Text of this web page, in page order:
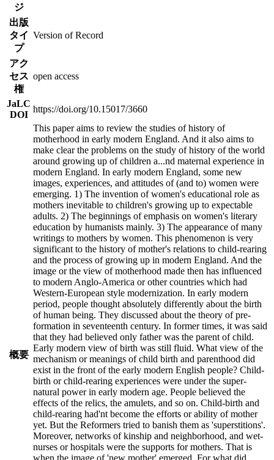
ジ
出版
タイ
プ
Version of Record
アク
セス
権
open access
JaLC
DOI
https://doi.org/10.15017/3660
概要
This paper aims to review the studies of history of
motherhood in early modern England. And it also aims to
make clear the problems on the study of history of the world
around growing up of children a...nd maternal experience in
modern England. In early modern England, some new
images, experiences, and attitudes of (and to) women were
emerging. 1) The invention of women's educational role as
mothers inevitable to children's growing up to expectable
adults. 2) The beginnings of emphasis on women's literary
education by humanists mainly. 3) The appearance of many
writings to mothers by women. This phenomenon is very
significant to the history of mother's relations to child-rearing
and the process of growing up in modern England. And the
image or the view of motherhood made then has influenced
to modern Anglo-America or other countries which had
Western-European style modernization. In early modern
period, people thought absolutely differently about the birth
of human being. They discussed about the theory of pre-
formation in seventeenth century. In former times, it was said
that they had believed only father was the parent of child.
Early modern view of birth was still fluid. What view of the
mechanism or meanings of child birth and parenthood did
exist in the front of the early modern English people? Child-
birth or child-rearing experiences were under the super-
natural power in early modern age. People believed the
effects of the relics, the amulets, and so on. Child-birth and
child-rearing had'nt become the efforts or ability of mother
yet. But the Reformers tried to banish them as 'superstitions'.
Moreover, networks of kinship and neighborhood, and wet-
nurses or hospitals were the supports for mothers. That is
when the image of 'new mother' emerged. For what did